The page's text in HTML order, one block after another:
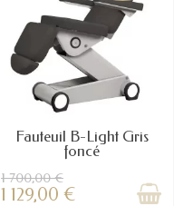
Fauteuil B-Light Gris
foncé
1 700,00 €
1 129,00 €